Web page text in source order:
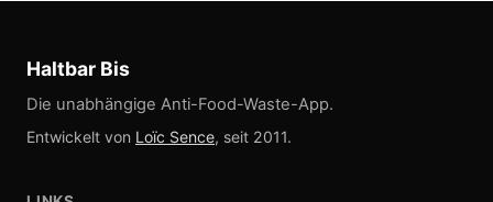
Haltbar Bis
Die unabhängige Anti-Food-Waste-App.
Entwickelt von Loïc Sence, seit 2011.